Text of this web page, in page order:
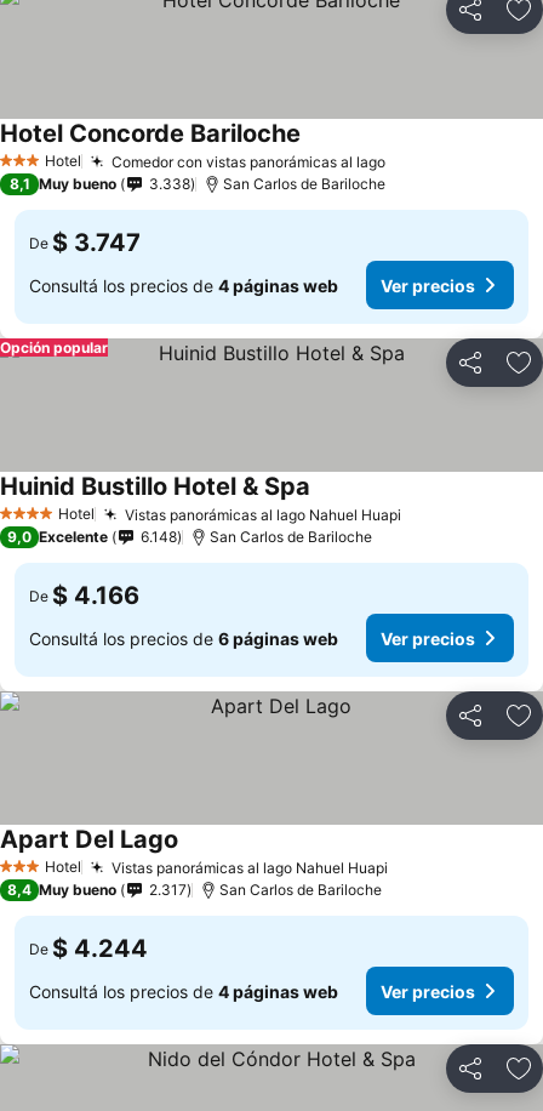
Compartir
3 Estrellas
Hotel Comedor con vistas panorámicas al lago
Hotel Concorde Bariloche
8,1 Muy bueno 3.338 San Carlos de Bariloche
De $ 3.747
Consultá los precios de 4 páginas web Ver precios
Compartir
Opción popular
4 EstrellasHotel Vistas panorámicas al lago Nahuel Huapi
Huinid Bustillo Hotel & Spa
9,0 Excelente 6.148 San Carlos de Bariloche
De $ 4.166
Consultá los precios de 6 páginas web Ver precios
Compartir
3 Estrellas
Hotel Vistas panorámicas al lago Nahuel Huapi
Apart Del Lago
8,4 Muy bueno 2.317 San Carlos de Bariloche
De $ 4.244
Consultá los precios de 4 páginas web Ver precios
Compartir